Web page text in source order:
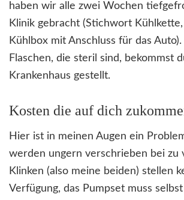
haben wir alle zwei Wochen
Klinik gebracht (Stichwort
Kühlbox mit Anschluss für das Auto).
Flaschen, die steril sind, bekommst
Krankenhaus gestellt.
Kosten die auf dich
Hier ist in meinen Augen ein
werden ungern verschrieben bei zu
Klinken (also meine beiden) stellen
Verfügung, das Pumpset muss